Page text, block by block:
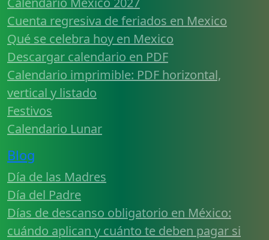
Cuenta regresiva de feriados en Mexico
Qué se celebra hoy en Mexico
Descargar calendario en PDF
Calendario imprimible: PDF horizontal,
vertical y listado
Festivos
Calendario Lunar
Blog
Día de las Madres
Día del Padre
Días de descanso obligatorio en México:
cuándo aplican y cuánto te deben pagar si